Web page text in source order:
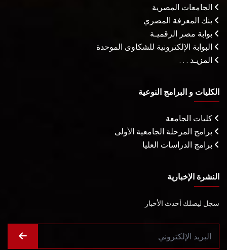
الجامعات المصرية
بنك المعرفة المصري
بوابة مصر الرقميـة
البوابة الإلكترونية للشكاوى الموحدة
المزيـد . . .
الكليات و البرامج النوعية
كليات الجامعة
برامج المرحلة الجامعية الأولى
برامج الدراسات العليا
النشرة الإخبارية
سجل ليصلك أحدث الأخبار